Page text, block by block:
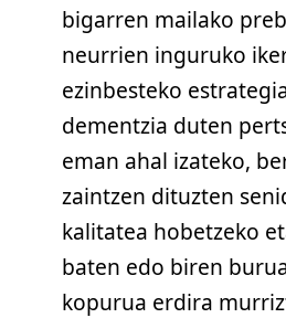
bigarren mailako
neurrien inguruko
ezinbesteko
dementzia duten
eman ahal izateko,
zaintzen dituzten
kalitatea hobetzeko
baten edo biren
kopurua erdira